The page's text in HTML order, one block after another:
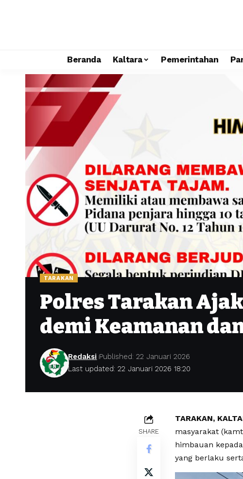
Beranda Kaltara Pemerintahan
TARAKAN
Polres Tarakan
demi Keamanan
Last updated: 22 Januari 2026 18:20
Redaksi Published: 22 Januari 2026
SHARE
TARAKAN,
masyarakat
himbauan
yang berlaku